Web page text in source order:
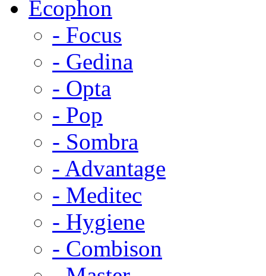
Ecophon
- Focus
- Gedina
- Opta
- Pop
- Sombra
- Advantage
- Meditec
- Hygiene
- Combison